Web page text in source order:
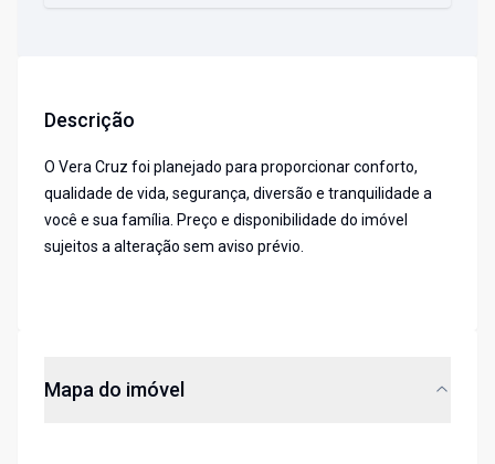
Descrição
O Vera Cruz foi planejado para proporcionar conforto,
qualidade de vida, segurança, diversão e tranquilidade a
você e sua família. Preço e disponibilidade do imóvel
sujeitos a alteração sem aviso prévio.
Mapa do imóvel